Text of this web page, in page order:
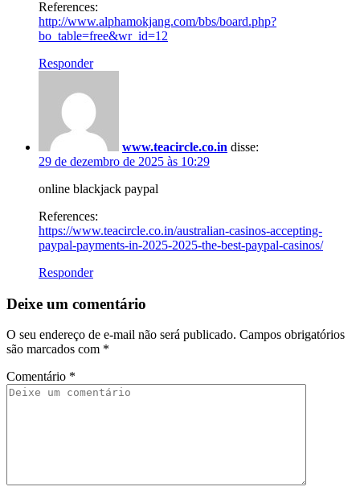
References:
http://www.alphamokjang.com/bbs/board.php?
bo_table=free&wr_id=12
Responder
www.teacircle.co.in disse:
29 de dezembro de 2025 às 10:29
online blackjack paypal
References:
https://www.teacircle.co.in/australian-casinos-accepting-
paypal-payments-in-2025-2025-the-best-paypal-casinos/
Responder
Deixe um comentário
O seu endereço de e-mail não será publicado. Campos obrigatórios
são marcados com *
Comentário *